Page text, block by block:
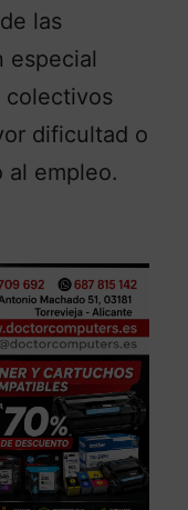
las
especial
colectivos
dificultad o
al empleo.